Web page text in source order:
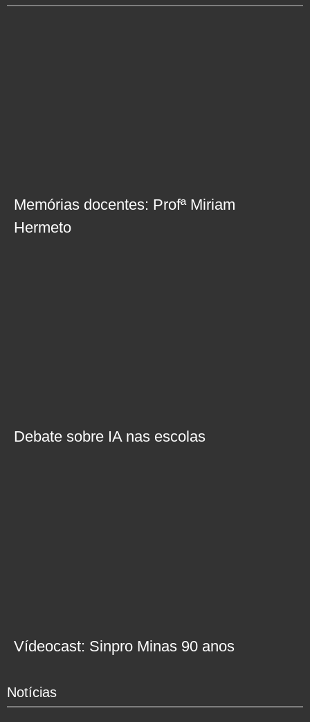
Memórias docentes: Profª Miriam
Hermeto
Debate sobre IA nas escolas
Vídeocast: Sinpro Minas 90 anos
Notícias